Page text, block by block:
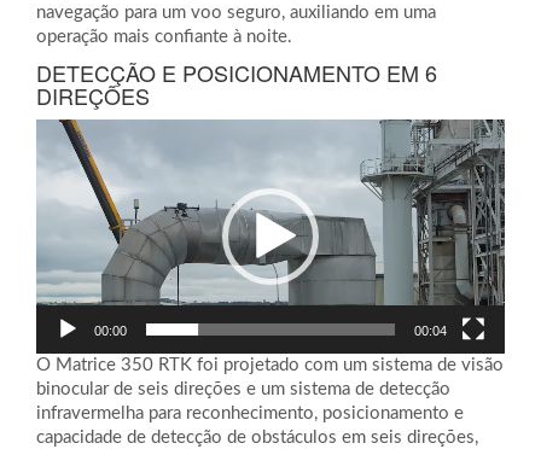
navegação para um voo seguro, auxiliando em uma
operação mais confiante à noite.
DETECÇÃO E POSICIONAMENTO EM 6
DIREÇÕES
Tocador
vídeo
00:00 00:04
O Matrice 350 RTK foi projetado com um sistema de visão
binocular de seis direções e um sistema de detecção
infravermelha para reconhecimento, posicionamento e
capacidade de detecção de obstáculos em seis direções,